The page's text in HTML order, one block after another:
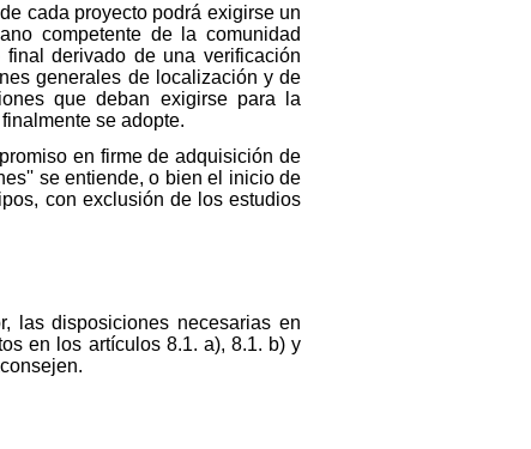
cada proyecto podrá exigirse un
competente de la comunidad
derivado de una verificación
generales de localización y de
que deban exigirse para la
se adopte.
en firme de adquisición de
se entiende, o bien el inicio de
con exclusión de los estudios
las disposiciones necesarias en
en los artículos 8.1. a), 8.1. b) y